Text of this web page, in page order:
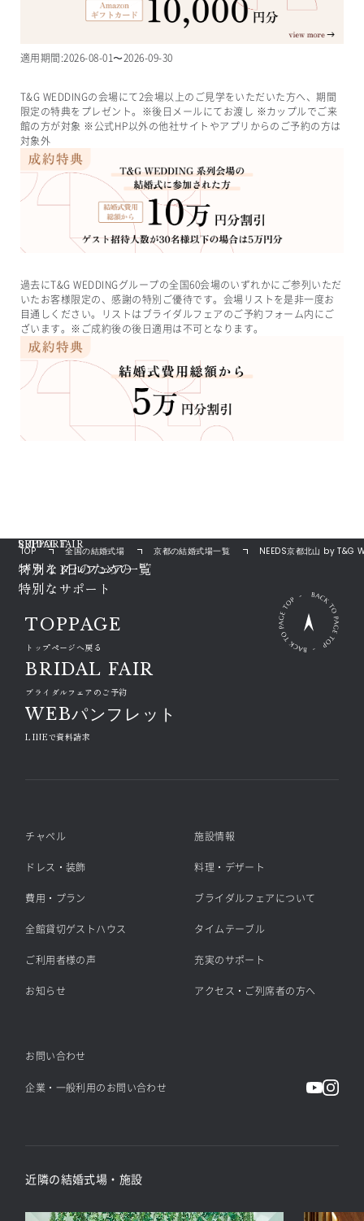
適用期間:2026-08-01〜2026-09-30
T&G WEDDINGの会場にて2会場以上のご見学をいただいた方へ、期間
限定の特典をプレゼント。※後日メールにてお渡し ※カップルでご来
館の方が対象 ※公式HP以外の他社サイトやアプリからのご予約の方は
対象外
過去にT&G WEDDINGグループの全国60会場のいずれかにご参列いただ
いたお客様限定の、感謝の特別ご優待です。会場リストを是非一度お
目通しください。リストはブライダルフェアのご予約フォーム内にご
ざいます。※ご成約後の後日適用は不可となります。
BRIDAL FAIR
ブライダルフェア一覧
SUPPORT
特別な1日のための
特別なサポート
TOP 全国の結婚式場 京都の結婚式場一覧 NEEDS京都北山 by T&G
TOPPAGE
トップページへ戻る
BRIDAL FAIR
ブライダルフェアのご予約
WEBパンフレット
LINEで資料請求
チャペル 施設情報
ドレス・装飾 料理・デザート
費用・プラン ブライダルフェアについて
全館貸切ゲストハウス タイムテーブル
ご利用者様の声 充実のサポート
お知らせ アクセス・ご列席者の方へ
お問い合わせ
企業・一般利用のお問い合わせ
近隣の結婚式場・施設